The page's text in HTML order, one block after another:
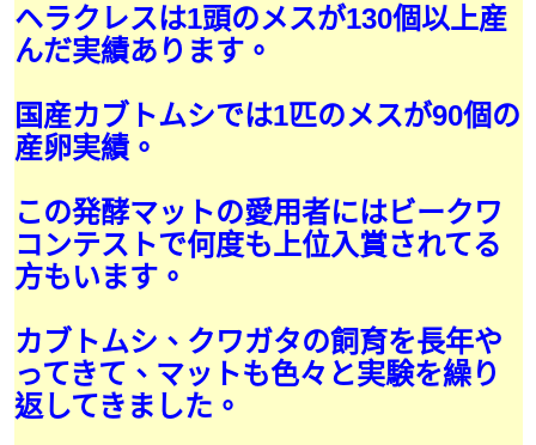
ヘラクレスは1頭のメスが130個以上産
んだ実績あります。
国産カブトムシでは1匹のメスが90個の
産卵実績。
この発酵マットの愛用者にはビークワ
コンテストで何度も上位入賞されてる
方もいます。
カブトムシ、クワガタの飼育を長年や
ってきて、マットも色々と実験を繰り
返してきました。